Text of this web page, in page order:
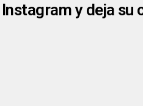
y deja su